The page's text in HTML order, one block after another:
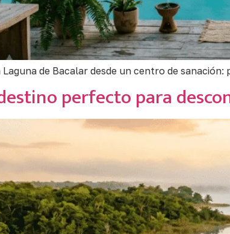
Laguna de Bacalar desde un centro de
perfecto para